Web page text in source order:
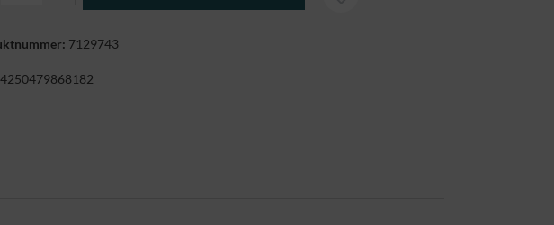
7129743
4250479868182